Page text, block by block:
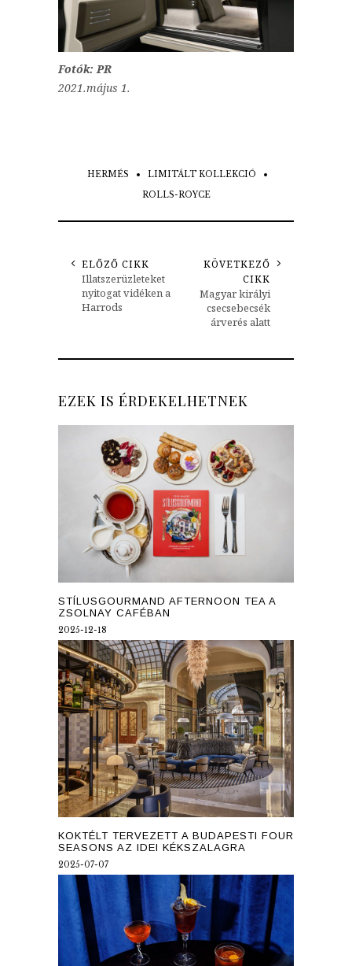
Fotók: PR
2021.május 1.
HERMÉS
LIMITÁLT KOLLEKCIÓ
ROLLS-ROYCE
ELŐZŐ CIKK
Illatszerüzleteket
nyitogat vidéken a
Harrods
KÖVETKEZŐ
CIKK
Magyar királyi
csecsebecsék
árverés alatt
EZEK IS ÉRDEKELHETNEK
STÍLUSGOURMAND AFTERNOON TEA A
ZSOLNAY CAFÉBAN
2025-12-18
KOKTÉLT TERVEZETT A BUDAPESTI FOUR
SEASONS AZ IDEI KÉKSZALAGRA
2025-07-07